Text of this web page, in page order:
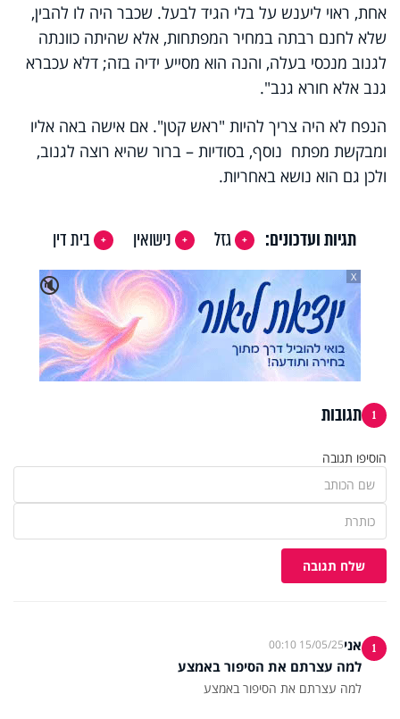
אחת, ראוי ליענש על בלי הגיד לבעל. שכבר היה לו להבין,
שלא לחנם רבתה במחיר המפתחות, אלא שהיתה כוונתה
לגנוב מנכסי בעלה, והנה הוא מסייע ידיה בזה; דלא עכברא
גנב אלא חורא גנב".
הנפח לא היה צריך להיות "ראש קטן". אם אישה באה אליו
ומבקשת מפתח נוסף, בסודיות – ברור שהיא רוצה לגנוב,
ולכן גם הוא נושא באחריות.
תגיות ועדכונים: גזל נישואין
בית דין
🔇
X
1 תגובות
הוסיפו תגובה
שלח תגובה
1 אני15/05/25 00:10
למה עצרתם את הסיפור באמצע
למה עצרתם את הסיפור באמצע